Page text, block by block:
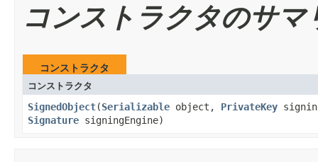
コンストラクタのサマ
コンストラクタ
コンストラクタ
SignedObject​(Serializable object, PrivateKey
Signature signingEngine)